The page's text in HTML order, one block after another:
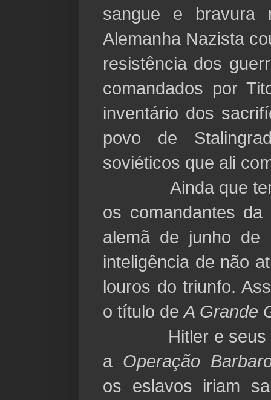
sangue e bravura
Alemanha Nazista
resistência dos
comandados por
inventário dos
povo de
soviéticos que ali
Ainda que
os comandantes
alemã de junho de
inteligência de não
louros do triunfo.
o título deA Grande
Hitler e seus
a Operação
os eslavos iriam